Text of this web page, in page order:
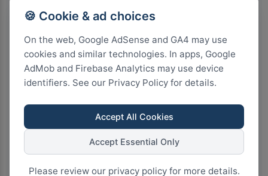
🍪 Cookie & ad choices
On the web, Google AdSense and GA4 may use
cookies and similar technologies. In apps, Google
AdMob and Firebase Analytics may use device
identifiers. See our Privacy Policy for details.
Accept All Cookies
Accept Essential Only
Please review our privacy policy for more details.